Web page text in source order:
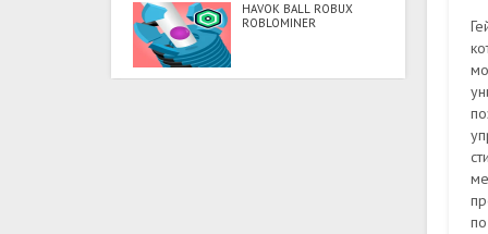
HAVOK BALL ROBUX
ROBLOMINER